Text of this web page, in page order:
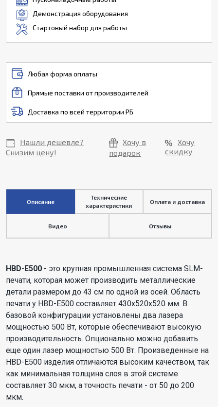
Демонстрация оборудования
Стартовый набор для работы
Любая форма оплаты
Прямые поставки от производителей
Доставка по всей территории РБ
Нашли дешевле?
Снизим цену!
Хочу в
подарок
Хочу
скидку
Описание
Технические
характеристики
Оплата и доставка
Видео Отзывы
HBD-E500 - это крупная промышленная система SLM-
печати, которая может производить металлические
детали размером до 43 см по одной из осей. Область
печати у HBD-E500 составляет 430х520х520 мм. В
базовой конфигурации установлены два лазера
мощностью 500 Вт, которые обеспечивают высокую
производительность. Опционально можно добавить
еще один лазер мощностью 500 Вт. Произведенные на
HBD-E500 изделия отличаются высоким качеством, так
как минимальная толщина слоя в этой системе
составляет 30 мкм, а точность печати - от 50 до 200
мкм.